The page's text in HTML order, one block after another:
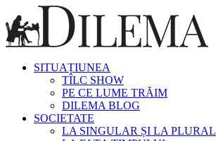
SITUAȚIUNEA
TÎLC SHOW
PE CE LUME TRĂIM
DILEMA BLOG
SOCIETATE
LA SINGULAR ȘI LA PLURAL